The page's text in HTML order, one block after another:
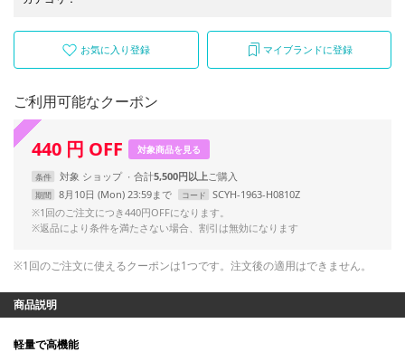
お気に入り登録 マイブランドに登録
ご利用可能なクーポン
440 円 OFF 対象商品を見る
条件 対象 ショップ 合計5,500円以上
期間 8月10日 (Mon) 23:59まで コード
SCYH-1963-H0810Z
※1回のご注文につき440円OFFになります。
※返品により条件を満たさない場合、割引は無効になります
※1回のご注文に使えるクーポンは1つです。注文後の適用はできません。
商品説明
軽量で高機能